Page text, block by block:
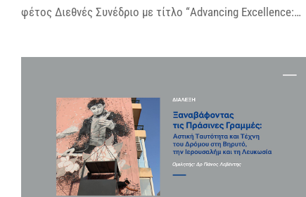
φέτος Διεθνές Συνέδριο με τίτλο “Advancing Excellence:…